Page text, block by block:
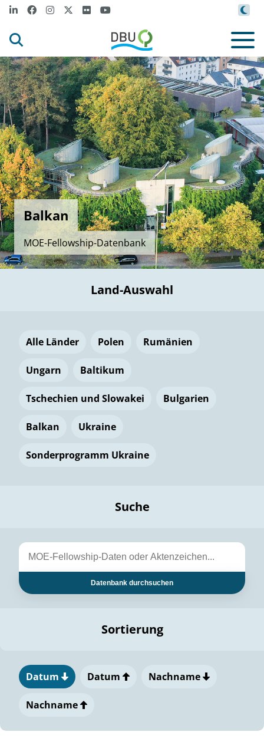
Balkan
MOE-Fellowship-Datenbank
Land-Auswahl
Alle Länder Polen Rumänien
Ungarn Baltikum
Tschechien und Slowakei Bulgarien
Balkan Ukraine
Sonderprogramm Ukraine
Suche
Datenbank durchsuchen
Sortierung
Datum Datum Nachname
Nachname